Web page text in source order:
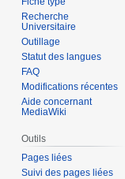
Recherche
Universitaire
Outillage
Statut des langues
FAQ
Modifications récentes
Aide concernant
MediaWiki
Outils
Pages liées
Suivi des pages liées